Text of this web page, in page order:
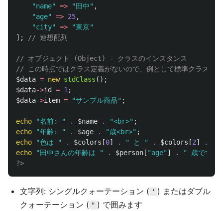
"name"
=> "田中" ,
"age"
=> 25,
"city"
=>
"東京"
];
// 連想配列
// オブジェクト (Object) - クラスのインスタンス
// この時点ではクラス定義がないので、例として標準クラスの
$data = new stdClass ();
$data->id = 1 ;
$data->item = "サンプル商品" ;
echo "名前: " . $name . "<br>" ;
echo
"年齢: " . $age . "歳<br>" ;
echo
"色は " . $colors [0] . " と " . $colors [2] .
echo
"田中さんの年齢は " . $person [ "age" ] .
" 歳です。
?>
文字列: シングルクォーテーション ( ' ) またはダブル
クォーテーション ( " ) で囲みます